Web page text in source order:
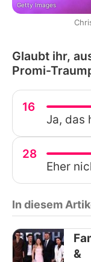
Getty Images
Glaubt ihr,
Promi-
16
Ja, das
28
Eher
In diesem
&